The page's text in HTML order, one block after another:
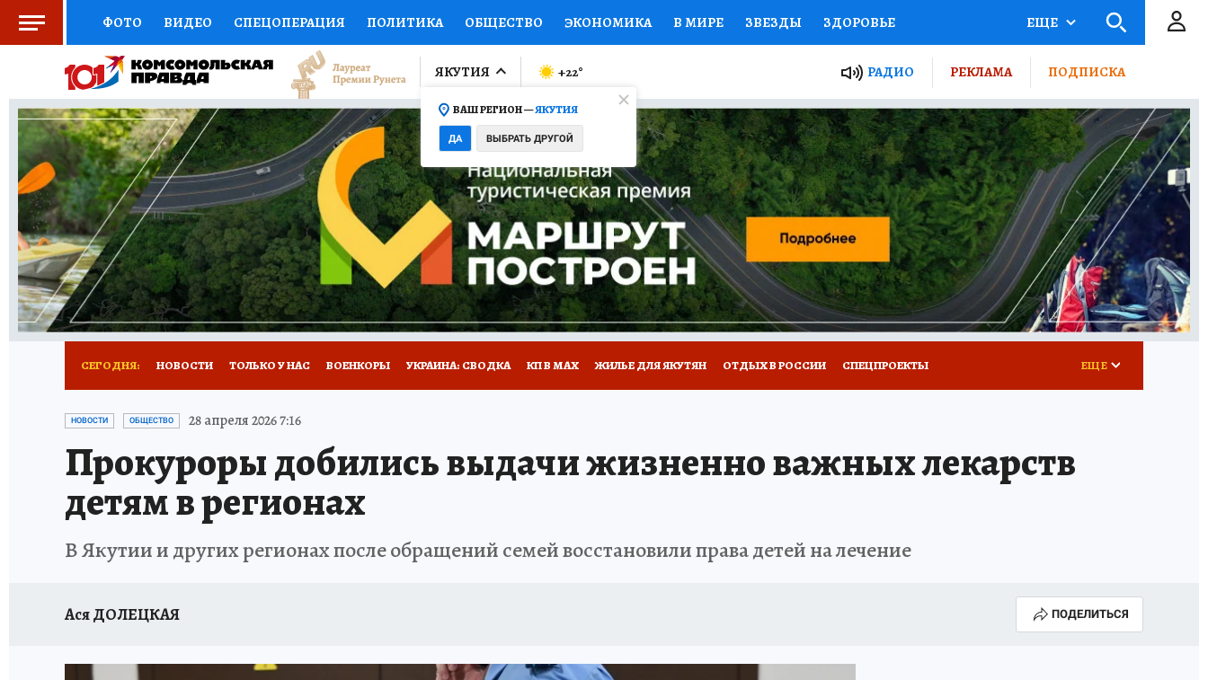
ФОТО ВИДЕО СПЕЦОПЕРАЦИЯ ПОЛИТИКА ОБЩЕСТВО ЭКОНОМИКА В МИРЕ ЗВЕЗДЫ ЗДОРОВЬЕ
СОЦПОДДЕРЖКА НАУКА СПОРТ КОЛУМНИСТЫ ПРОИСШЕСТВИЯ НАЦИОНАЛЬНЫЕ ПРОЕКТЫ РОССИИ
ВЫБОР ЭКСПЕРТОВ ДОКТОР ФИНАНСЫ ОТКРЫВАЕМ МИР Я ЗНАЮ СЕМЬЯ ЖЕНСКИЕ СЕКРЕТЫ ПУТЕВОДИТЕЛЬ
КНИЖНАЯ ПОЛКА ПРОГНОЗЫ НА СПОРТ ПРОМОКОДЫ СЕРИАЛЫ СПЕЦПРОЕКТЫ ДЕФИЦИТ ЖЕЛЕЗА ТУРИЗМ
ПРЕСС-ЦЕНТР НЕДВИЖИМОСТЬ ТЕЛЕВИЗОР КОЛЛЕКЦИИ КОНКУРСЫ РАБОТА У НАС ГИД ПОТРЕБИТЕЛЯ ВСЕ О КП
РАДИО КП РЕКЛАМА ТЕСТЫ НОВОЕ НА САЙТЕ
ЕЩЕ
ЯКУТИЯ
ВАШ РЕГИОН —ЯКУТИЯ
ДА ВЫБРАТЬ ДРУГОЙ
+22° РАДИО РЕКЛАМА ПОДПИСКА
СЕГОДНЯ: НОВОСТИ ТОЛЬКО У НАС ВОЕНКОРЫ УКРАИНА: СВОДКА КП В МАХ ЖИЛЬЕ ДЛЯ ЯКУТЯН ОТДЫХ В РОССИИ СПЕЦПРОЕКТЫ
ЗАПОВЕДНАЯ РОССИЯ ЛЕЧЕНИЕ НОВОСИБИРСК
ЕЩЕ
НОВОСТИ ОБЩЕСТВО 28 апреля 2026 7:16
Прокуроры добились выдачи жизненно важных лекарств
детям в регионах
В Якутии и других регионах после обращений семей восстановили права детей на лечение
Ася ДОЛЕЦКАЯ ПОДЕЛИТЬСЯ